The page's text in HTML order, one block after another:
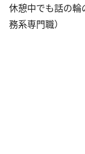
休憩中でも話の輪
務系専門職）